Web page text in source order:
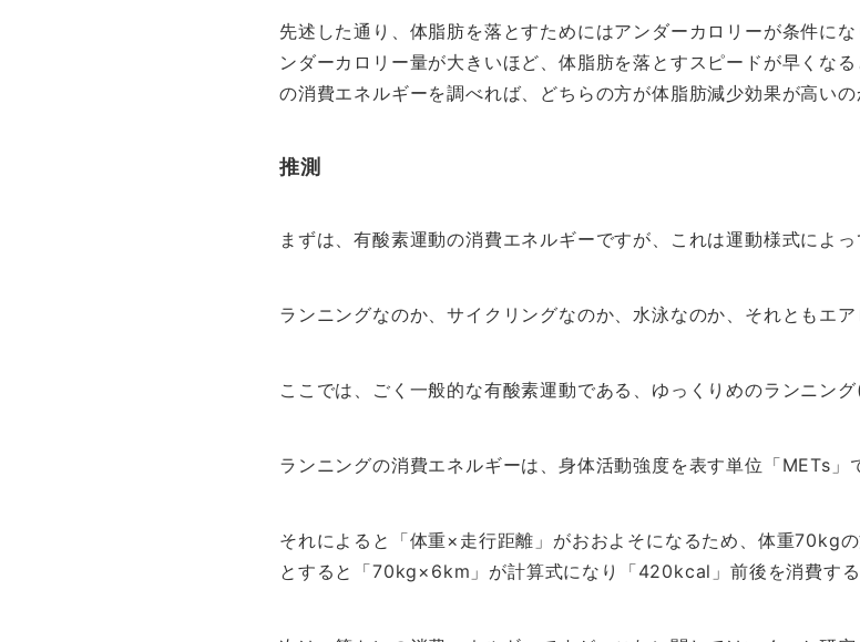
先述した通り、体脂肪を落とすためにはアンダーカロリーが条件に
ンダーカロリー量が大きいほど、体脂肪を落とすスピードが早くな
の消費エネルギーを調べれば、どちらの方が体脂肪減少効果が高いの
推測
まずは、有酸素運動の消費エネルギーですが、これは運動様式によっ
ランニングなのか、サイクリングなのか、水泳なのか、それともエア
ここでは、ごく一般的な有酸素運動である、ゆっくりめのランニン
ランニングの消費エネルギーは、身体活動強度を表す単位「METs」
それによると「体重×走行距離」がおおよそになるため、体重70kg
とすると「70kg×6km」が計算式になり「420kcal」前後を消費する